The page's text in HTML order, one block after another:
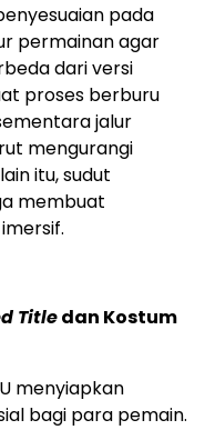
pada
permainan agar
dari versi
proses berburu
jalur
mengurangi
itu, sudut
membuat
Titledan Kostum
menyiapkan
bagi para pemain.